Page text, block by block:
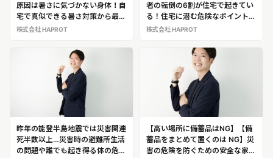
原因は暑さに気づかない身体！自
宅で真似できる暑さ対策から最先
端の暑さ対策住宅まで解説する
バイザー「満元 貴治」※日常災害
の専門家として満元氏の解説・出
演が可能です！
株式会社 HAPROT
者の転倒の6割が住宅で起きてい
る！住宅に潜む危険なポイントを
教えてくれる、安全な家づくりア
株式会社 HAPROT
昨年の能登半島地震では災害関連
死半数以上…災害時の避難所生活
の問題や誰でも起き得る体の危険
【高い場所に備蓄品はNG】【備
蓄品をまとめて置くのは NG】災
害の危険を防ぐための安全な家づ